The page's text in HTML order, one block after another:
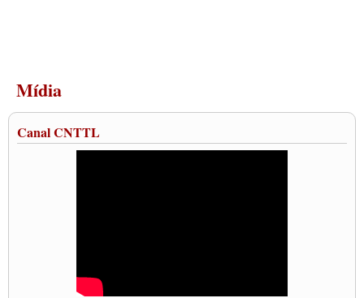
Mídia
Canal CNTTL